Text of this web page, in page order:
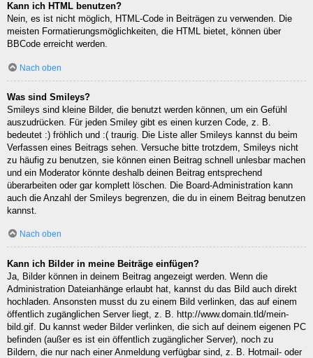
Kann ich HTML benutzen?
Nein, es ist nicht möglich, HTML-Code in Beiträgen zu verwenden. Die
meisten Formatierungsmöglichkeiten, die HTML bietet, können über
BBCode erreicht werden.
Nach oben
Was sind Smileys?
Smileys sind kleine Bilder, die benutzt werden können, um ein Gefühl
auszudrücken. Für jeden Smiley gibt es einen kurzen Code, z. B.
bedeutet :) fröhlich und :( traurig. Die Liste aller Smileys kannst du beim
Verfassen eines Beitrags sehen. Versuche bitte trotzdem, Smileys nicht
zu häufig zu benutzen, sie können einen Beitrag schnell unlesbar machen
und ein Moderator könnte deshalb deinen Beitrag entsprechend
überarbeiten oder gar komplett löschen. Die Board-Administration kann
auch die Anzahl der Smileys begrenzen, die du in einem Beitrag benutzen
kannst.
Nach oben
Kann ich Bilder in meine Beiträge einfügen?
Ja, Bilder können in deinem Beitrag angezeigt werden. Wenn die
Administration Dateianhänge erlaubt hat, kannst du das Bild auch direkt
hochladen. Ansonsten musst du zu einem Bild verlinken, das auf einem
öffentlich zugänglichen Server liegt, z. B. http://www.domain.tld/mein-
bild.gif. Du kannst weder Bilder verlinken, die sich auf deinem eigenen PC
befinden (außer es ist ein öffentlich zugänglicher Server), noch zu
Bildern, die nur nach einer Anmeldung verfügbar sind, z. B. Hotmail- oder